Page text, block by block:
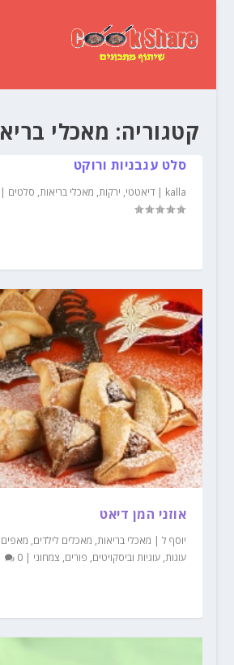
קטגוריה: מאכלי
סלט עגבניות ורוקט
kalla
| דיאטטי, ירקות, מאכלי בריאות, סלטים |
אוזני המן דיאט
יוסף ל| מאכלי בריאות, מאכלים לילדים,
עוגות, עוגיות וביסקויטים, פורים, צמחוני |
0
|